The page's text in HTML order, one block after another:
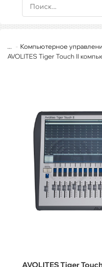
...
Компьютерное
AVOLITES Tiger Touch II
AVOLITES Tiger